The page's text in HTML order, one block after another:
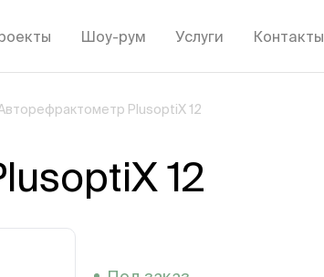
Шоу-рум Услуги Контакты
PlusoptiX 12
12